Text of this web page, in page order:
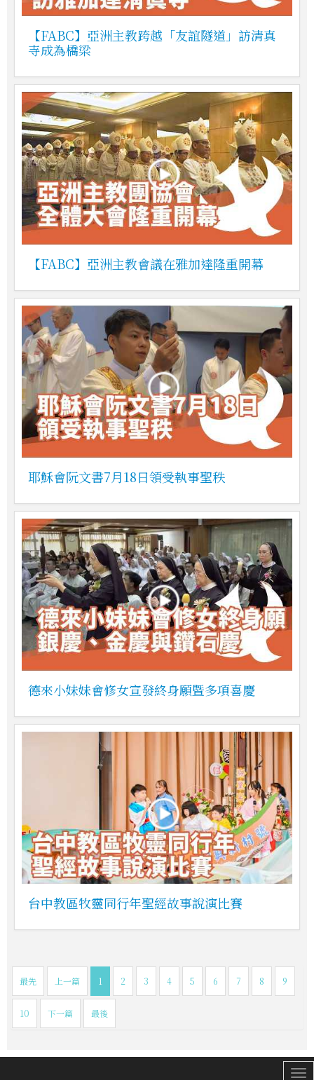
【FABC】亞洲主教跨越「友誼隧道」訪清真
寺成為橋梁
【FABC】亞洲主教會議在雅加達隆重開幕
耶穌會阮文書7月18日領受執事聖秩
德來小妹妹會修女宣發終身願暨多項喜慶
台中教區牧靈同行年聖經故事說演比賽
最先 上一篇 1 2 3 4 5 6 7 8 9
10 下一篇 最後